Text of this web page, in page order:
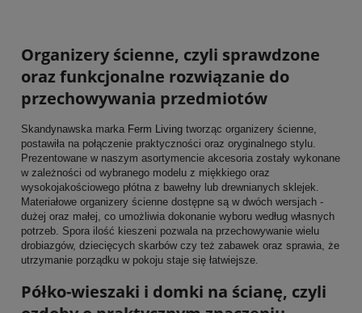
Organizery ścienne, czyli sprawdzone
oraz funkcjonalne rozwiązanie do
przechowywania przedmiotów
Skandynawska marka Ferm Living tworząc organizery ścienne,
postawiła na połączenie praktyczności oraz oryginalnego stylu.
Prezentowane w naszym asortymencie akcesoria zostały wykonane
w zależności od wybranego modelu z miękkiego oraz
wysokojakościowego płótna z bawełny lub drewnianych sklejek.
Materiałowe organizery ścienne dostępne są w dwóch wersjach -
dużej oraz małej, co umożliwia dokonanie wyboru według własnych
potrzeb. Spora ilość kieszeni pozwala na przechowywanie wielu
drobiazgów, dziecięcych skarbów czy też zabawek oraz sprawia, że
utrzymanie porządku w pokoju staje się łatwiejsze.
Półko-wieszaki i domki na ścianę, czyli